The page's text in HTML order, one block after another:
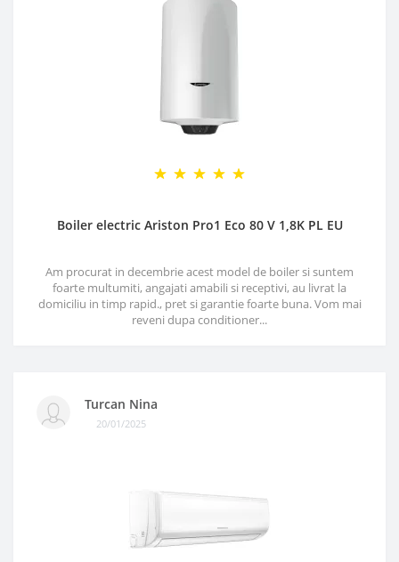
Boiler electric Ariston Pro1 Eco 80 V 1,8K PL EU
Am procurat in decembrie acest model de boiler si suntem
foarte multumiti, angajati amabili si receptivi, au livrat la
domiciliu in timp rapid., pret si garantie foarte buna. Vom mai
reveni dupa conditioner...
Turcan Nina
20/01/2025